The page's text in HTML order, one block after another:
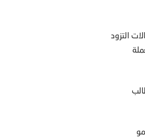
إشكالات التزود